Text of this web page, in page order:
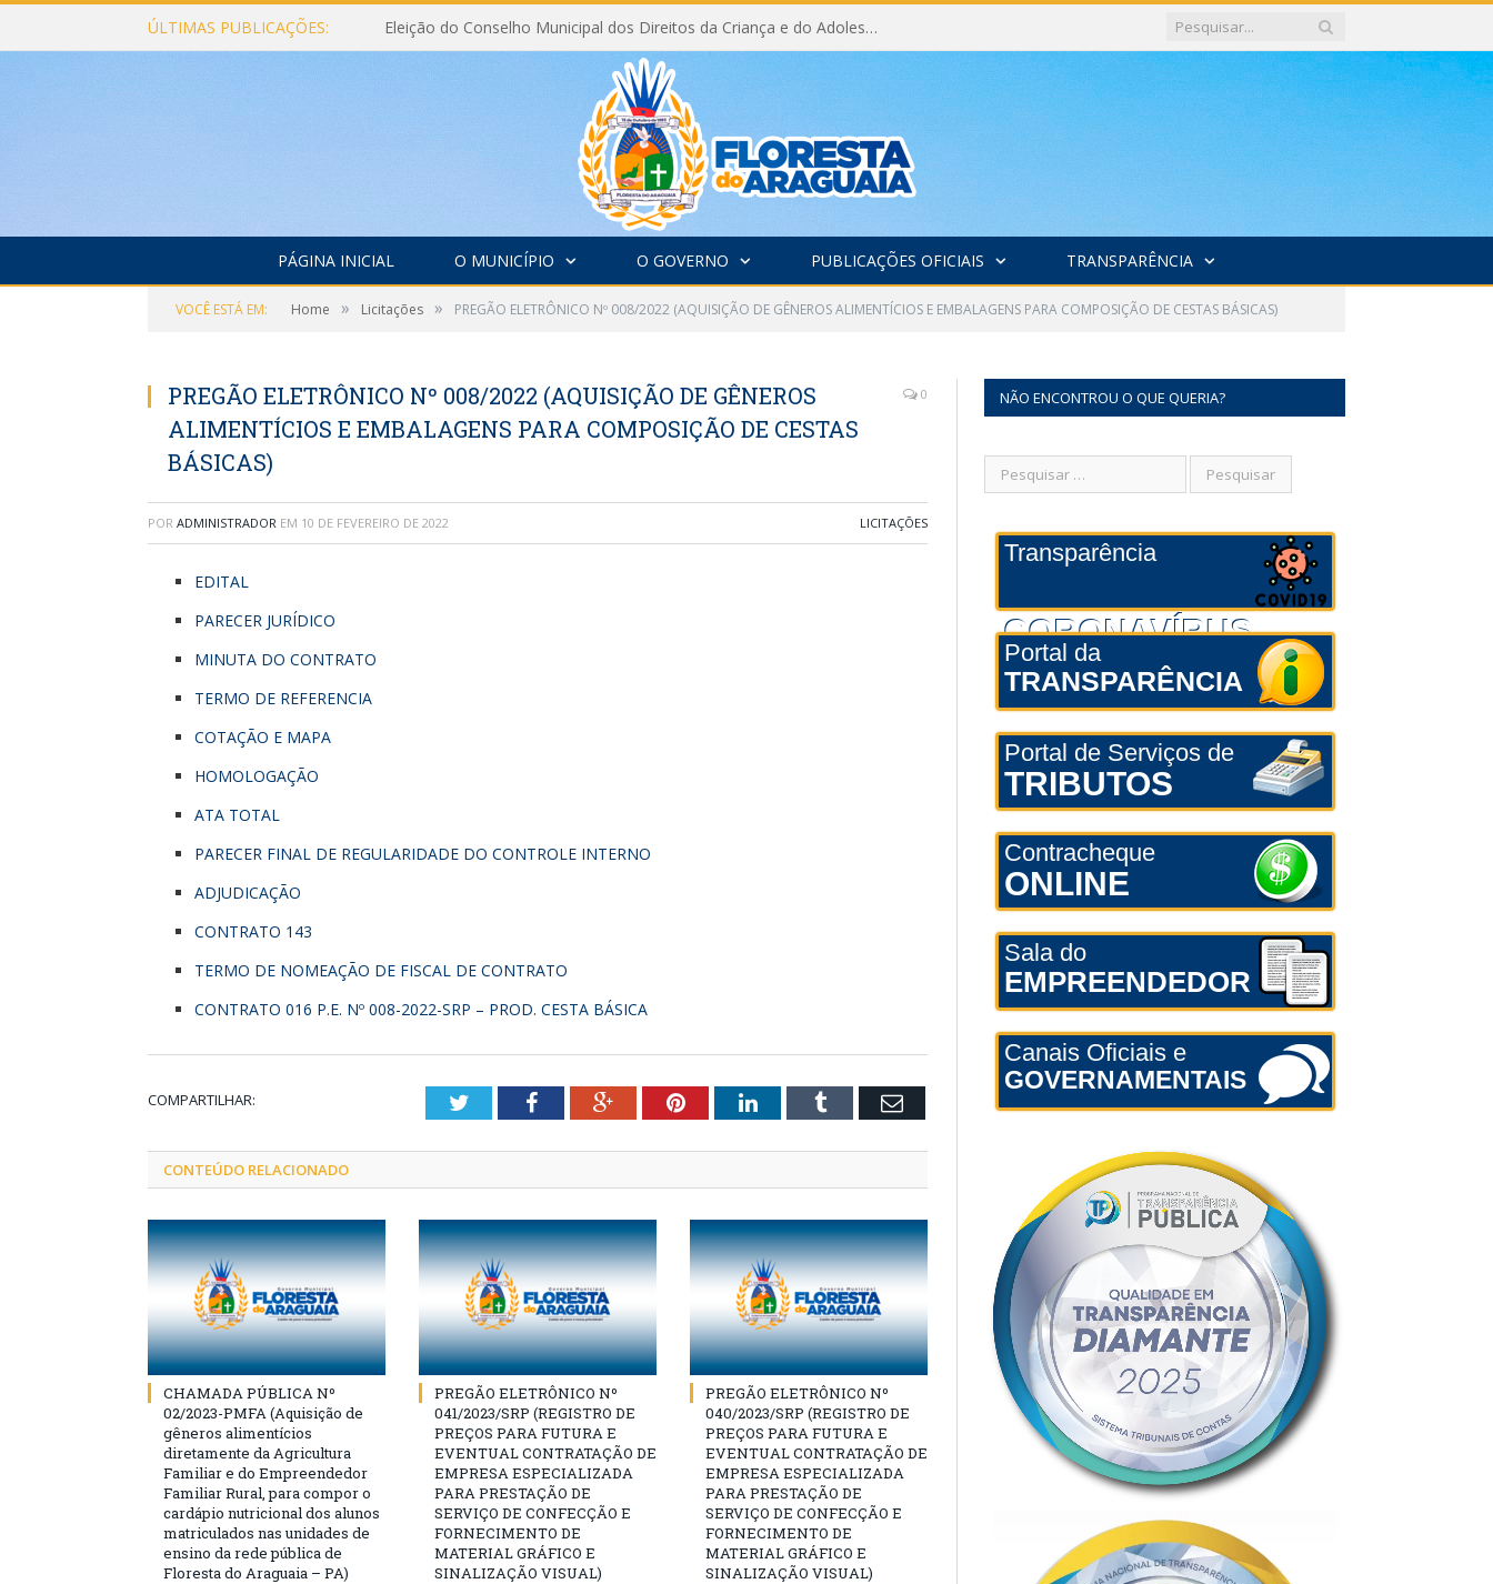
ÚLTIMAS PUBLICAÇÕES: Eleição do Conselho Municipal dos Direitos da Criança e do Adolescente CMDCA 2026
PÁGINA INICIAL O MUNICÍPIO O GOVERNO PUBLICAÇÕES OFICIAIS TRANSPARÊNCIA
VOCÊ ESTÁ EM: Home » Licitações » PREGÃO ELETRÔNICO Nº 008/2022 (AQUISIÇÃO DE GÊNEROS ALIMENTÍCIOS E EMBALAGENS PARA COMPOSIÇÃO DE CESTAS BÁSICAS)
PREGÃO ELETRÔNICO Nº 008/2022 (AQUISIÇÃO DE GÊNEROS
ALIMENTÍCIOS E EMBALAGENS PARA COMPOSIÇÃO DE CESTAS
BÁSICAS)
0
POR ADMINISTRADOR EM 10 DE FEVEREIRO DE 2022 LICITAÇÕES
EDITAL
PARECER JURÍDICO
MINUTA DO CONTRATO
TERMO DE REFERENCIA
COTAÇÃO E MAPA
HOMOLOGAÇÃO
ATA TOTAL
PARECER FINAL DE REGULARIDADE DO CONTROLE INTERNO
ADJUDICAÇÃO
CONTRATO 143
TERMO DE NOMEAÇÃO DE FISCAL DE CONTRATO
CONTRATO 016 P.E. Nº 008-2022-SRP – PROD. CESTA BÁSICA
COMPARTILHAR: TwitterFacebookGoogle+PinterestLinkedInTumblr Email
CONTEÚDO RELACIONADO
CHAMADA PÚBLICA Nº
02/2023-PMFA (Aquisição de
gêneros alimentícios
diretamente da Agricultura
Familiar e do Empreendedor
Familiar Rural, para compor o
cardápio nutricional dos alunos
matriculados nas unidades de
ensino da rede pública de
Floresta do Araguaia – PA)
PREGÃO ELETRÔNICO Nº
041/2023/SRP (REGISTRO DE
PREÇOS PARA FUTURA E
EVENTUAL CONTRATAÇÃO DE
EMPRESA ESPECIALIZADA
PARA PRESTAÇÃO DE
SERVIÇO DE CONFECÇÃO E
FORNECIMENTO DE
MATERIAL GRÁFICO E
SINALIZAÇÃO VISUAL)
PREGÃO ELETRÔNICO Nº
040/2023/SRP (REGISTRO DE
PREÇOS PARA FUTURA E
EVENTUAL CONTRATAÇÃO DE
EMPRESA ESPECIALIZADA
PARA PRESTAÇÃO DE
SERVIÇO DE CONFECÇÃO E
FORNECIMENTO DE
MATERIAL GRÁFICO E
SINALIZAÇÃO VISUAL)
NÃO ENCONTROU O QUE QUERIA?
Transparência
CORONAVÍRUS
Portal da
TRANSPARÊNCIA
Portal de Serviços de
TRIBUTOS
Contracheque
ONLINE
Sala do
EMPREENDEDOR
Canais Oficiais e
GOVERNAMENTAIS